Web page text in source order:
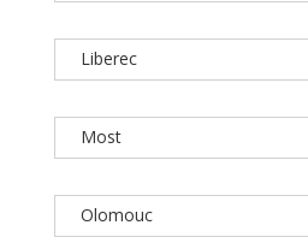
Liberec
Most
Olomouc